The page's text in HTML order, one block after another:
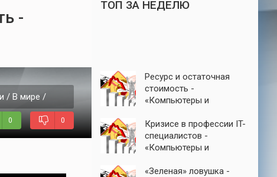
-
/ В мире /
0 0
ТОП ЗА НЕДЕЛЮ
Ресурс и остаточная
стоимость -
«Компьютеры и
Кризисе в профессии IT-
специалистов -
«Компьютеры и
«Зеленая» ловушка -